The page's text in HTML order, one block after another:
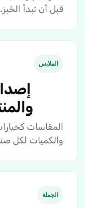
قبل أن تبدأ الخَبز.
الملابس
المقاسات
والكميات لكل
الجملة